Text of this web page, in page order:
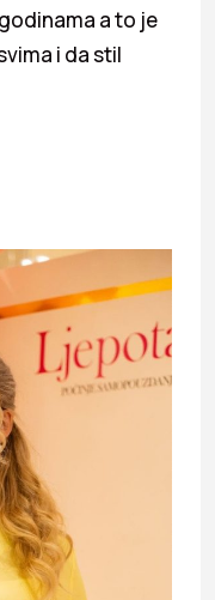
a to je
i da stil